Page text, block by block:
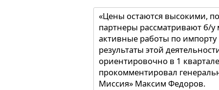
«Цены остаются высокими,
партнеры рассматривают б/
активные работы по
результаты этой
ориентировочно в 1
прокомментировал
Миссия» Максим Федоров.